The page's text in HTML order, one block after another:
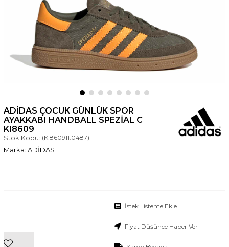
ADIDAS ÇOCUK GÜNLÜK SPOR
AYAKKABI HANDBALL SPEZIAL C
KI8609
Stok Kodu: (KI860911.0487)
ADİDAS
İstek Listeme Ekle
Fiyat Düşünce Haber Ver